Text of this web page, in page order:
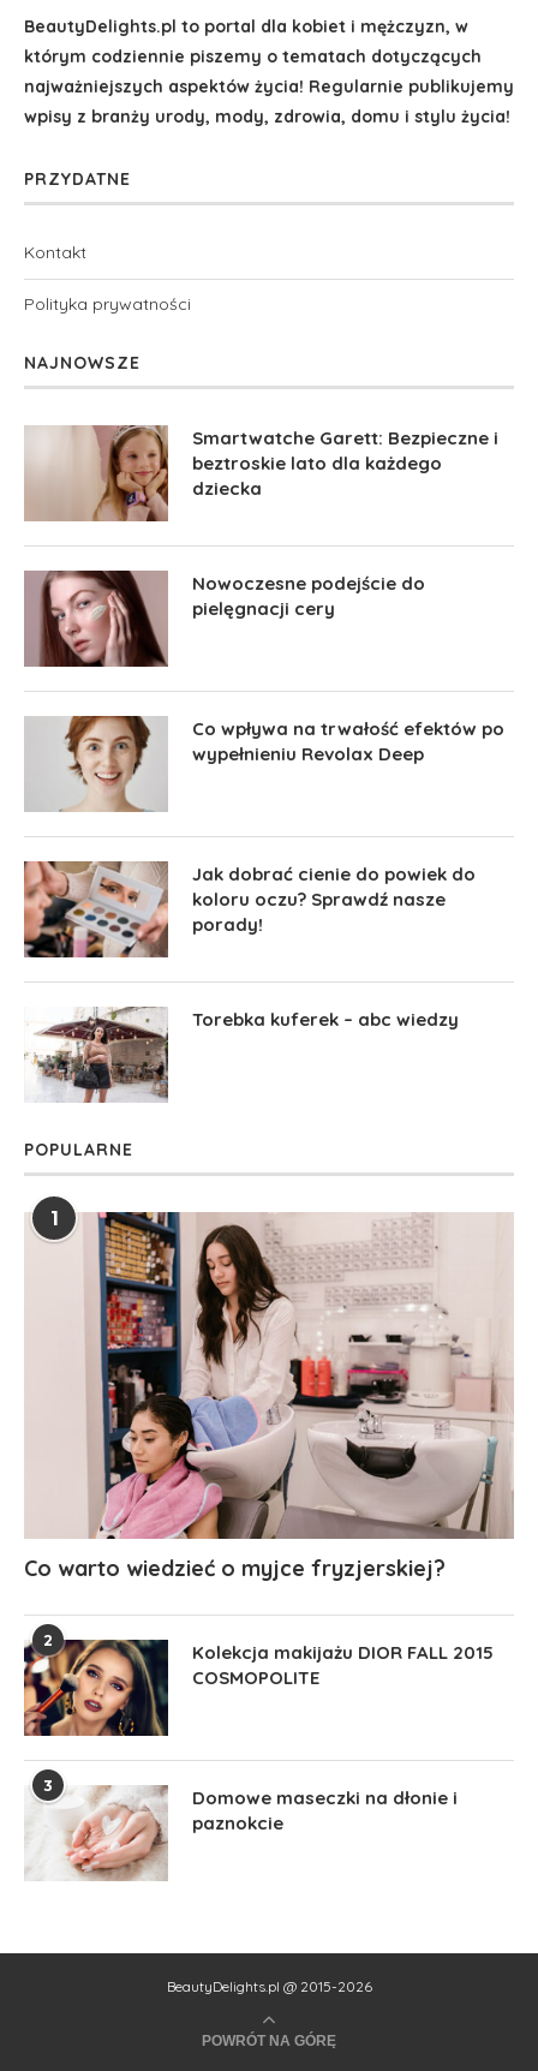
BeautyDelights.pl to portal dla kobiet i mężczyzn, w
którym codziennie piszemy o tematach dotyczących
najważniejszych aspektów życia! Regularnie publikujemy
wpisy z branży urody, mody, zdrowia, domu i stylu życia!
PRZYDATNE
Kontakt
Polityka prywatności
NAJNOWSZE
Smartwatche Garett: Bezpieczne i
beztroskie lato dla każdego
dziecka
Nowoczesne podejście do
pielęgnacji cery
Co wpływa na trwałość efektów po
wypełnieniu Revolax Deep
Jak dobrać cienie do powiek do
koloru oczu? Sprawdź nasze
porady!
Torebka kuferek – abc wiedzy
POPULARNE
1
Co warto wiedzieć o myjce fryzjerskiej?
2
Kolekcja makijażu DIOR FALL 2015
COSMOPOLITE
3
Domowe maseczki na dłonie i
paznokcie
BeautyDelights.pl @ 2015-2026
POWRÓT NA GÓRĘ